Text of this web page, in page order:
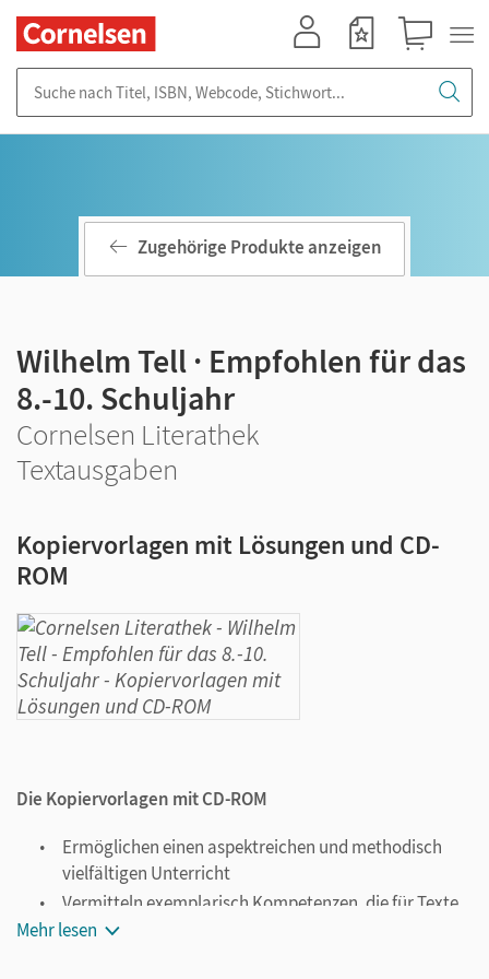
Zugehörige Produkte anzeigen
Wilhelm Tell · Empfohlen für das
8.-10. Schuljahr
Cornelsen Literathek
Textausgaben
Kopiervorlagen mit Lösungen und CD-
ROM
Die Kopiervorlagen mit CD-ROM
Ermöglichen einen aspektreichen und methodisch
vielfältigen Unterricht
Vermitteln exemplarisch Kompetenzen, die für Texte
derselben Gattung oder desselben Genres wichtig
Mehr lesen